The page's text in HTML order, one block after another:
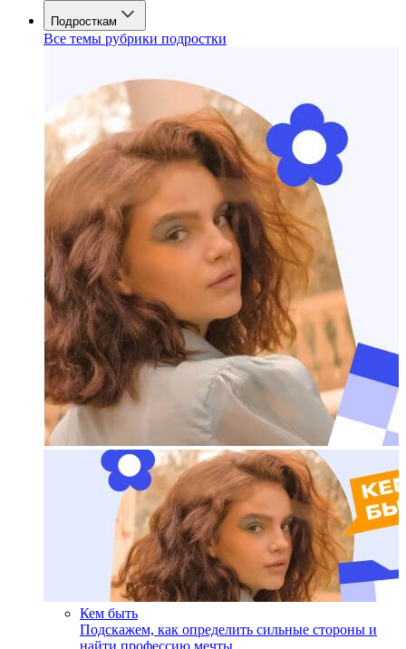
Подросткам
Все темы рубрики подростки
Кем быть
Подскажем, как определить сильные стороны и
найти профессию мечты